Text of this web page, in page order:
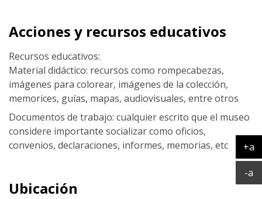
Acciones y recursos educativos
Recursos educativos:
Material didáctico: recursos como rompecabezas,
imágenes para colorear, imágenes de la colección,
memorices, guías, mapas, audiovisuales, entre otros
Documentos de trabajo: cualquier escrito que el museo
considere importante socializar como oficios,
convenios, declaraciones, informes, memorias, etc
Ubicación
+a
-a